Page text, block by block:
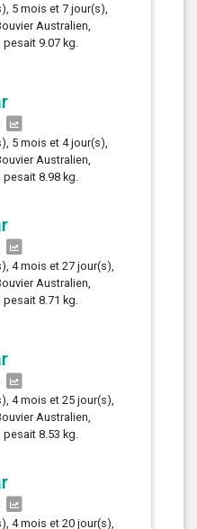
5 mois et 7 jour(s),
Australien,
9.07 kg.
5 mois et 4 jour(s),
Australien,
8.98 kg.
4 mois et 27 jour(s),
Australien,
8.71 kg.
4 mois et 25 jour(s),
Australien,
8.53 kg.
4 mois et 20 jour(s),